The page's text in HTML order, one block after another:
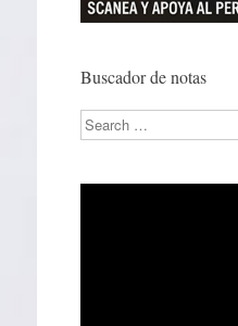
Buscador de notas
Search